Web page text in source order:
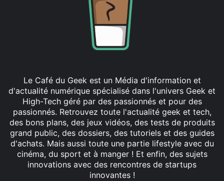
Le Café du Geek est un Média d'information et
d'actualité numérique spécialisé dans l'univers Geek et
High-Tech géré par des passionnés et pour des
passionnés. Retrouvez toute l'actualité geek et tech,
des bons plans, des jeux vidéos, des tests de produits
grand public, des dossiers, des tutoriels et des guides
d'achats. Mais aussi toute une partie lifestyle avec du
cinéma, du sport et à manger ! Et enfin, des sujets
innovations avec des rencontres de startups
innovantes !